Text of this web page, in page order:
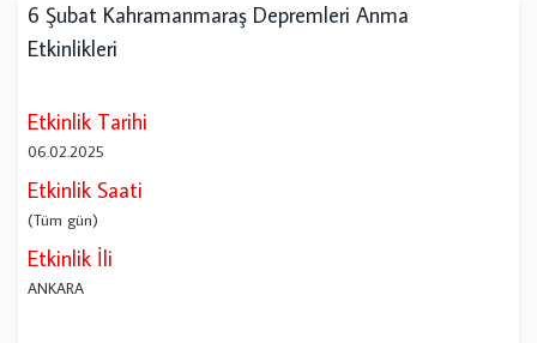
6 Şubat Kahramanmaraş Depremleri Anma
Etkinlikleri
Etkinlik Tarihi
06.02.2025
Etkinlik Saati
(Tüm gün)
Etkinlik İli
ANKARA